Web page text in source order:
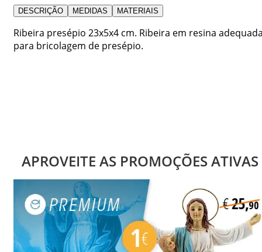
DESCRIÇÃO MEDIDAS MATERIAIS
Ribeira presépio 23x5x4 cm. Ribeira em resina
para bricolagem de presépio.
APROVEITE AS PROMOÇÕES ATIVAS